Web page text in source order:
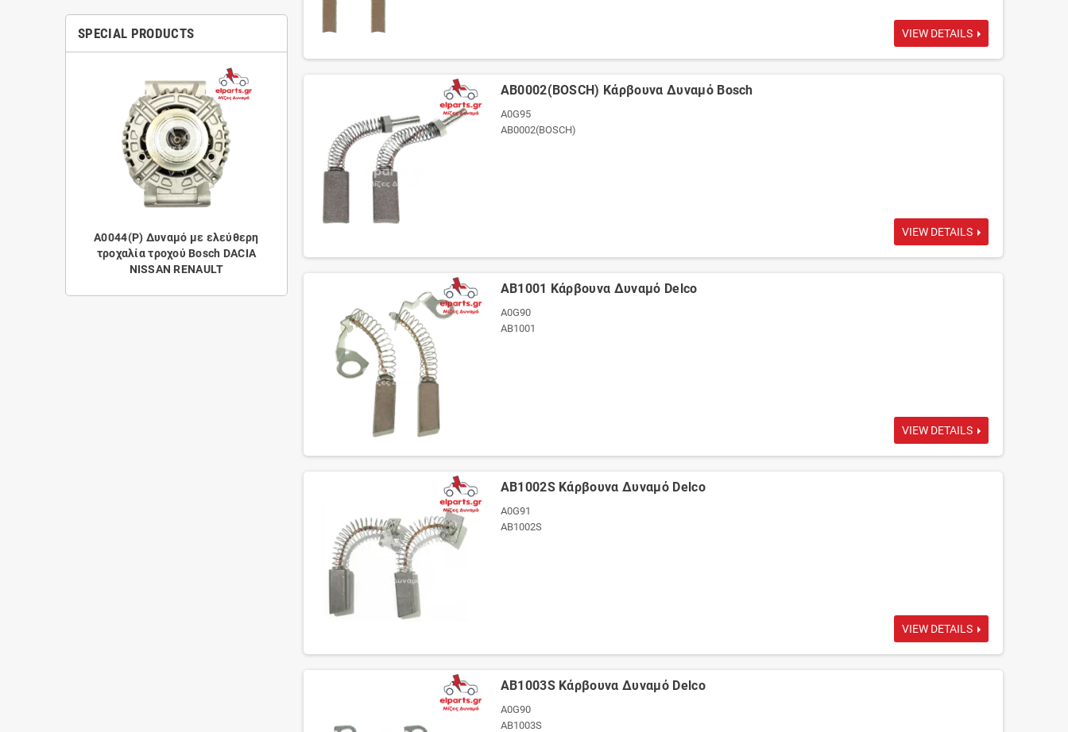
SPECIAL PRODUCTS
A0044(P) Δυναμό με ελεύθερη
τροχαλία τροχού Bosch DACIA
NISSAN RENAULT
VIEW DETAILS
AB0002(BOSCH) Κάρβουνα Δυναμό Bosch
A0G95
AB0002(BOSCH)
VIEW DETAILS
AB1001 Κάρβουνα Δυναμό Delco
A0G90
AB1001
VIEW DETAILS
AB1002S Κάρβουνα Δυναμό Delco
A0G91
AB1002S
VIEW DETAILS
AB1003S Κάρβουνα Δυναμό Delco
A0G90
AB1003S